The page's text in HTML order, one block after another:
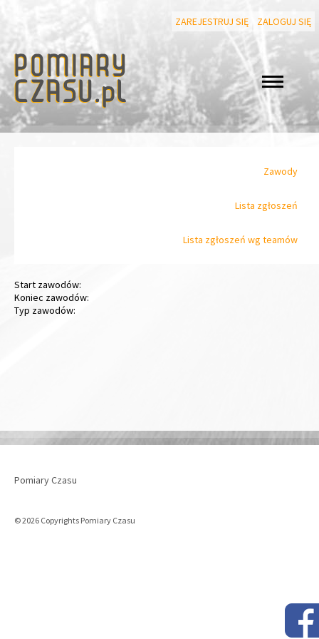
ZAREJESTRUJ SIĘ ZALOGUJ SIĘ
Zawody
Lista zgłoszeń
Lista zgłoszeń wg teamów
Start zawodów:
Koniec zawodów:
Typ zawodów:
Pomiary Czasu
© 2026 Copyrights Pomiary Czasu